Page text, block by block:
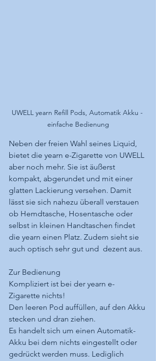
UWELL yearn Refill Pods, Automatik Akku -
einfache Bedienung
Neben der freien Wahl seines Liquid,
bietet die yearn e-Zigarette von UWELL
aber noch mehr. Sie ist äußerst
kompakt, abgerundet und mit einer
glatten Lackierung versehen. Damit
lässt sie sich nahezu überall verstauen
ob Hemdtasche, Hosentasche oder
selbst in kleinen Handtaschen findet
die yearn einen Platz. Zudem sieht sie
auch optisch sehr gut und  dezent aus.
Zur Bedienung
Kompliziert ist bei der yearn e-
Zigarette nichts!
Den leeren Pod auffüllen, auf den Akku
stecken und dran ziehen.
Es handelt sich um einen Automatik-
Akku bei dem nichts eingestellt oder
gedrückt werden muss. Lediglich